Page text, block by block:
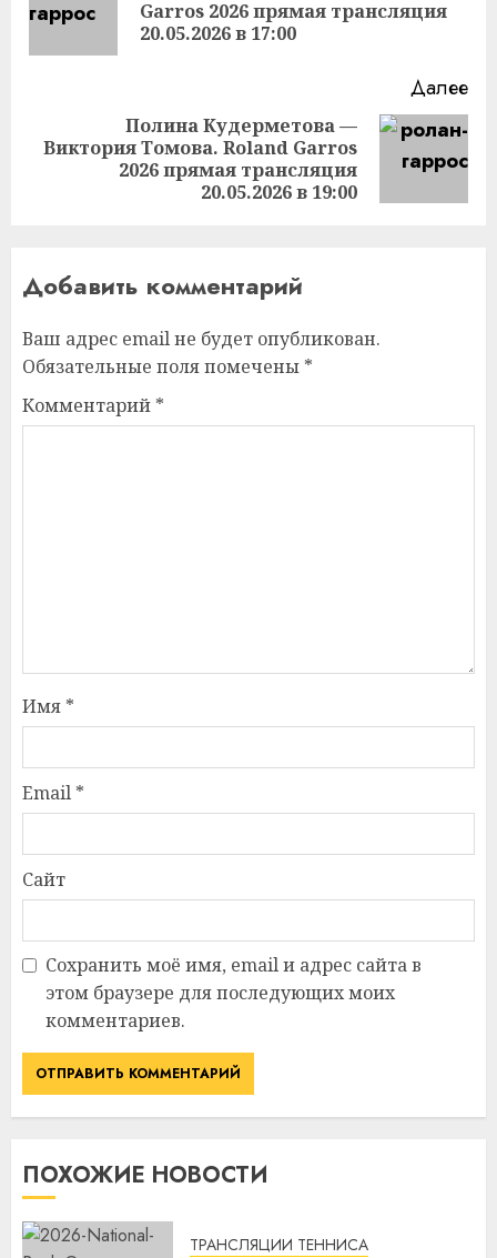
Garros 2026 прямая трансляция
20.05.2026 в 17:00
Далее
Следующая
Полина Кудерметова —
Виктория Томова. Roland Garros
2026 прямая трансляция
20.05.2026 в 19:00
Добавить комментарий
Ваш адрес email не будет опубликован.
Обязательные поля помечены *
Комментарий *
Имя *
Email *
Сайт
Сохранить моё имя, email и адрес сайта в
этом браузере для последующих моих
комментариев.
ПОХОЖИЕ НОВОСТИ
ТРАНСЛЯЦИИ ТЕННИСА